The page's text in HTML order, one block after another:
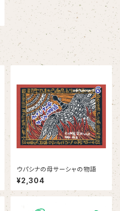
ウパシナの母サーシャの物語
¥2,304